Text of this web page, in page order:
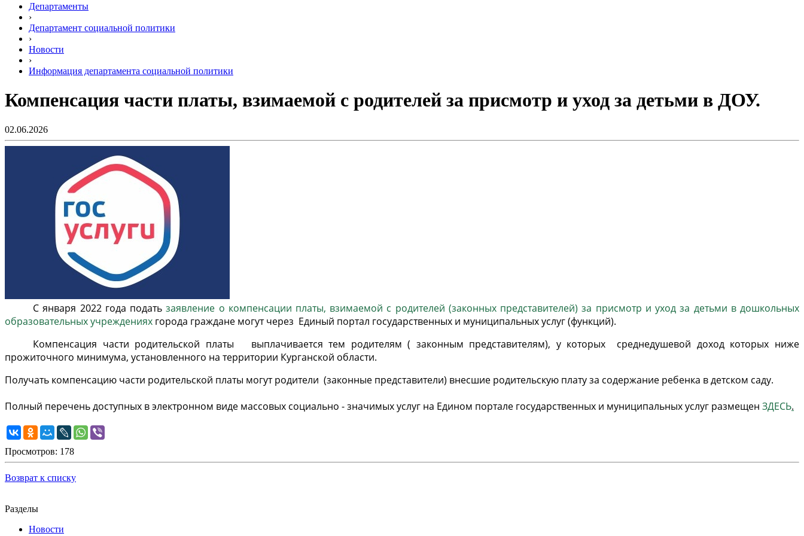
Департаменты
›
Департамент социальной политики
›
Новости
›
Информация департамента социальной политики
Компенсация части платы, взимаемой с родителей за присмотр и уход за детьми в ДОУ.
02.06.2026
С января 2022 года податьзаявление о компенсации платы, взимаемой с родителей (законных представителей) за присмотр и уход за детьми в дошкольных
образовательных учреждениях города граждане могут через Единый портал государственных и муниципальных услуг (функций).
Компенсация части родительской платы выплачивается тем родителям ( законным представителям), у которых среднедушевой доход которых ниже
прожиточного минимума, установленного на территории Курганской области.
Получать компенсацию части родительской платы могут родители (законные представители) внесшие родительскую плату за содержание ребенка в детском саду.
Полный перечень доступных в электронном виде массовых социально - значимых услуг на Едином портале государственных и муниципальных услуг размещен ЗДЕСЬ.
Просмотров: 178
Возврат к списку
Разделы
Новости